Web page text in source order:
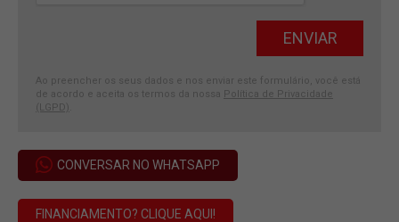
Ao preencher os seus dados e nos enviar este formulário, você está
de acordo e aceita os termos da nossa Política de Privacidade
(LGPD)
CONVERSAR NO WHATSAPP
FINANCIAMENTO? CLIQUE AQUI!